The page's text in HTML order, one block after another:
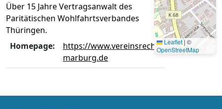
Über 15 Jahre Vertragsanwalt des
Paritätischen Wohlfahrtsverbandes
Thüringen.
Homepage:
https://www.vereinsrecht-
marburg.de
Leaflet|©
OpenStreetMap